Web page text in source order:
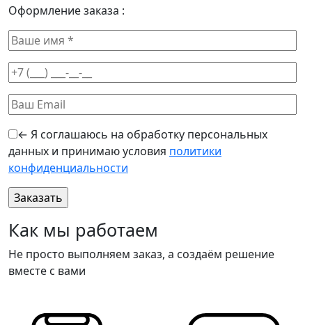
Оформление заказа :
← Я соглашаюсь на обработку персональных
данных и принимаю условия политики
конфиденциальности
Как мы работаем
Не просто выполняем заказ, а создаём решение
вместе с вами